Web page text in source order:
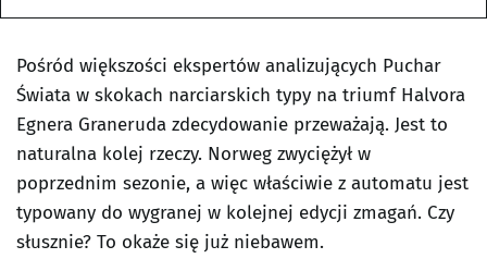
Pośród większości ekspertów analizujących Puchar
Świata w skokach narciarskich typy na triumf Halvora
Egnera Graneruda zdecydowanie przeważają. Jest to
naturalna kolej rzeczy. Norweg zwyciężył w
poprzednim sezonie, a więc właściwie z automatu jest
typowany do wygranej w kolejnej edycji zmagań. Czy
słusznie? To okaże się już niebawem.